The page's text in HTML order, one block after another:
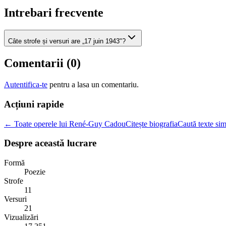
Intrebari frecvente
Câte strofe și versuri are „17 juin 1943"?
Comentarii (0)
Autentifica-te pentru a lasa un comentariu.
Acțiuni rapide
← Toate operele lui René-Guy CadouCitește biografiaCaută texte
Despre această lucrare
Formă
Poezie
Strofe
11
Versuri
21
Vizualizări